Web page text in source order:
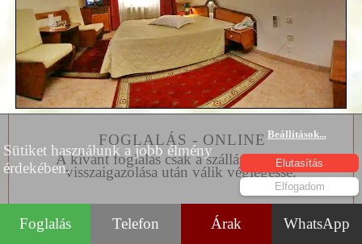
Foglalás Telefon Árak WhatsApp
FOGLALÁS - ONLINE
A kívánt foglalás csak a szállásadó írásos
visszaigazolása után válik véglegessé.
KAPCSOLAT |HU, RO, EN
Sütiket használunk a jobb élmény
érdekében.
Beállítások...
Elutasítás
Elfogadom